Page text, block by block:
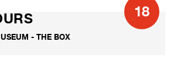
18
- THE BOX